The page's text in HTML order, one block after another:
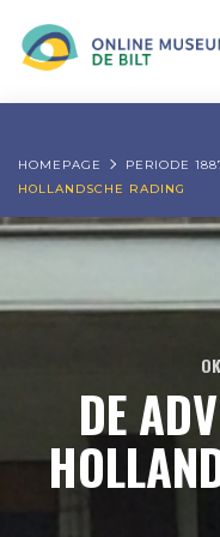
HOMEPAGE PERIODE
HOLLANDSCHE RADING
DE